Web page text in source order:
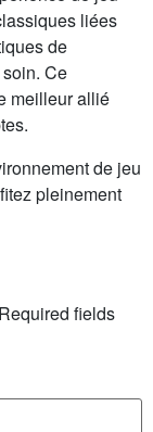
liées
de
Ce
meilleur allié
de jeu
pleinement
Required fields